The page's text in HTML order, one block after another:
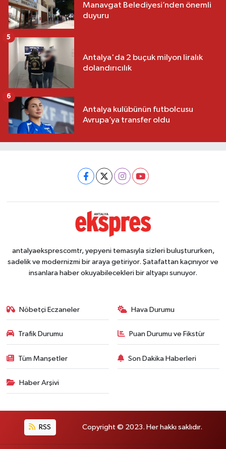
Manavgat Belediyesi’nden önemli
duyuru
Antalya'da 2 buçuk milyon liralık
dolandırıcılık
5
Antalya kulübünün futbolcusu
Avrupa’ya transfer oldu
6
antalyaeksprescomtr, yepyeni temasıyla sizleri buluştururken,
sadelik ve modernizmi bir araya getiriyor. Şatafattan kaçınıyor ve
insanlara haber okuyabilecekleri bir altyapı sunuyor.
Nöbetçi Eczaneler Hava Durumu
Trafik Durumu Puan Durumu ve Fikstür
Tüm Manşetler Son Dakika Haberleri
Haber Arşivi
RSS Copyright © 2023. Her hakkı saklıdır.